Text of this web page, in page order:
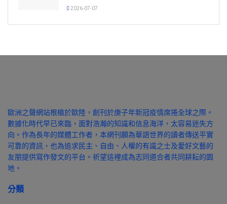
2026-07-07
歐洲之聲網站根植於歐陸，創刊於庚子年新冠疫情席捲全球之際。
數據化時代早已來臨，面對浩瀚的知識和信息海洋，太容易迷失方
向。作為長年的媒體工作者，本網刊願為華語世界的讀者傳送平實
可靠的資訊，也為追求民主、自由、人權的有識之士及愛好文藝的
友朋提供寫作發文的平台。祈望這裡成為志同道合者共同耕耘的園
地。
分類